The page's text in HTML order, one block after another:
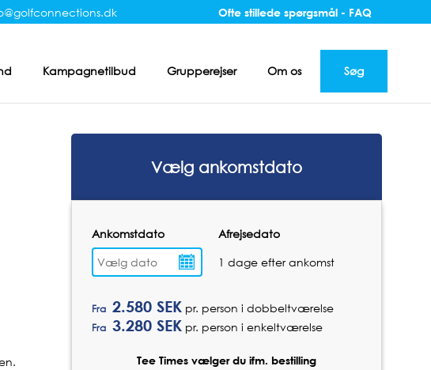
Ofte stillede spørgsmål - FAQ
Kampagnetilbud Grupperejser Om os Søg
Vælg ankomstdato
Ankomstdato Afrejsedato
1 dage efter ankomst
Fra 2.580SEK pr. person i dobbeltværelse
Fra 3.280SEK pr. person i enkeltværelse
Tee Times vælger du ifm. bestilling